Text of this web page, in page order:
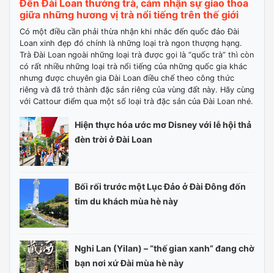
Đến Đài Loan thưởng trà, cảm nhận sự giao thoa
giữa những hương vị trà nổi tiếng trên thế giới
Có một điều cần phải thừa nhận khi nhắc đến quốc đảo Đài
Loan xinh đẹp đó chính là những loại trà ngon thượng hạng.
Trà Đài Loan ngoài những loại trà được gọi là “quốc trà” thì còn
có rất nhiều những loại trà nổi tiếng của những quốc gia khác
nhưng được chuyên gia Đài Loan điều chế theo công thức
riêng và đã trở thành đặc sản riêng của vùng đất này. Hãy cùng
với Cattour điểm qua một số loại trà đặc sản của Đài Loan nhé.
Hiện thực hóa ước mơ Disney với lễ hội thả
đèn trời ở Đài Loan
Bối rối trước một Lục Đảo ở Đài Đông đốn
tim du khách mùa hè này
Nghi Lan (Yilan) – “thế gian xanh” đang chờ
bạn nơi xứ Đài mùa hè này